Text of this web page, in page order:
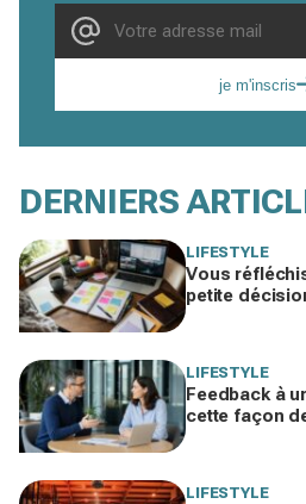
je m'inscris
DERNIERS
LIFESTYLE
Vous
petite
LIFESTYLE
Feedback à
cette façon
LIFESTYLE